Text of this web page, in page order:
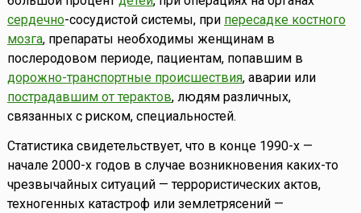
сердечно-сосудистой системы, при пересадке костного
мозга, препараты необходимы женщинам в
послеродовом периоде, пациентам, попавшим в
дорожно-транспортные происшествия, аварии или
пострадавшим от терактов, людям различных,
связанных с риском, специальностей.
Статистика свидетельствует, что в конце 1990-х —
начале 2000-х годов в случае возникновения каких-то
чрезвычайных ситуаций — террористических актов,
техногенных катастроф или землетрясений —